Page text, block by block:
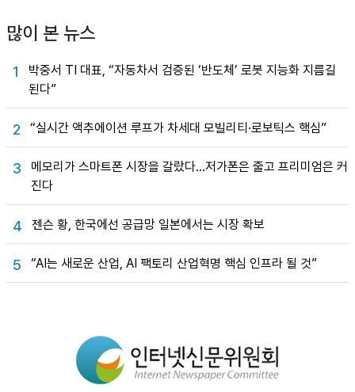
많이 본 뉴스
1
박중서 TI 대표, “자동차서 검증된 ‘반도체’ 로봇 지능화 지름길
된다”
2 “실시간 액추에이션 루프가 차세대 모빌리티·로보틱스 핵심”
3
메모리가 스마트폰 시장을 갈랐다…저가폰은 줄고 프리미엄은 커
진다
4 젠슨 황, 한국에선 공급망 일본에서는 시장 확보
5 “AI는 새로운 산업, AI 팩토리 산업혁명 핵심 인프라 될 것”